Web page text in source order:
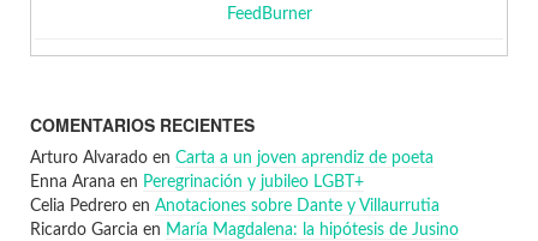
FeedBurner
COMENTARIOS RECIENTES
Arturo Alvarado en Carta a un joven aprendiz de poeta
Enna Arana en Peregrinación y jubileo LGBT+
Celia Pedrero en Anotaciones sobre Dante y Villaurrutia
Ricardo Garcia en María Magdalena: la hipótesis de Jusino